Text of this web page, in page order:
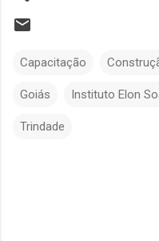
Capacitação
Goiás Instituto Elon
Trindade